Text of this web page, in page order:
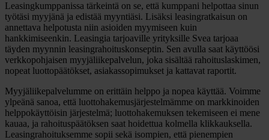
Leasingkumppanissa tärkeintä on se, että kumppani helpottaa sinun
työtäsi myyjänä ja edistää myyntiäsi. Lisäksi leasingratkaisun on
annettava helpotusta niin asioiden myymiseen kuin
hankkimiseenkin. Leasingia tarjoaville yrityksille Svea tarjoaa
täyden myynnin leasingrahoituskonseptin. Sen avulla saat käyttöösi
verkkopohjaisen myyjäliikepalvelun, joka sisältää rahoituslaskimen,
nopeat luottopäätökset, asiakassopimukset ja kattavat raportit.
Myyjäliikepalvelumme on erittäin helppo ja nopea käyttää. Voimme
ylpeänä sanoa, että luottohakemusjärjestelmämme on markkinoiden
helppokäyttöisin järjestelmä; luottohakemuksen tekemiseen ei mene
kauaa, ja rahoituspäätöksen saat hoidettua kolmella klikkauksella.
Leasingrahoituksemme sopii sekä isompien, että pienempien